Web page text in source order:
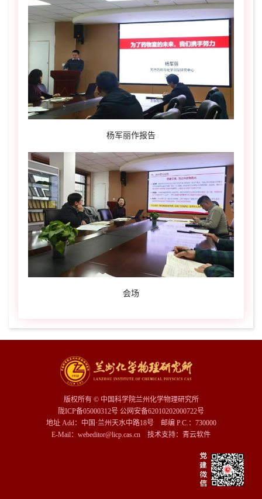
杨军丽作报告
会场
版权所有 © 中国科学院兰州化学物理研究所
陇ICP备05000312号 公网安备62010202000722号
地址 Add：中国·兰州天水中路18号 邮编 P.C.：730000
E-Mail：webeditor@licp.cas.cn 技术支持： 青云软件